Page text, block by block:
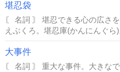
堪忍袋
〘 名詞 〙 堪忍できる心の広さ
えぶくろ。堪忍庫(かんにんぐら
大事件
〘 名詞 〙 重大な事件。大きな